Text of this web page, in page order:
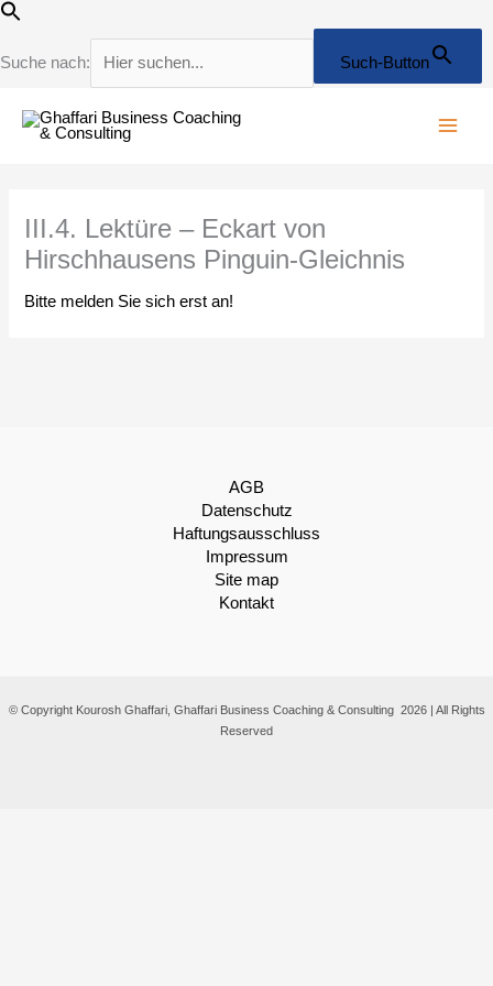
Suche nach: Such-Button
Zum
springen
III.4. Lektüre – Eckart von
Hirschhausens Pinguin-Gleichnis
Bitte melden Sie sich erst an!
AGB
Datenschutz
Haftungsausschluss
Impressum
Site map
Kontakt
© Copyright Kourosh Ghaffari, Ghaffari Business Coaching & Consulting 2026 | All Rights
Reserved